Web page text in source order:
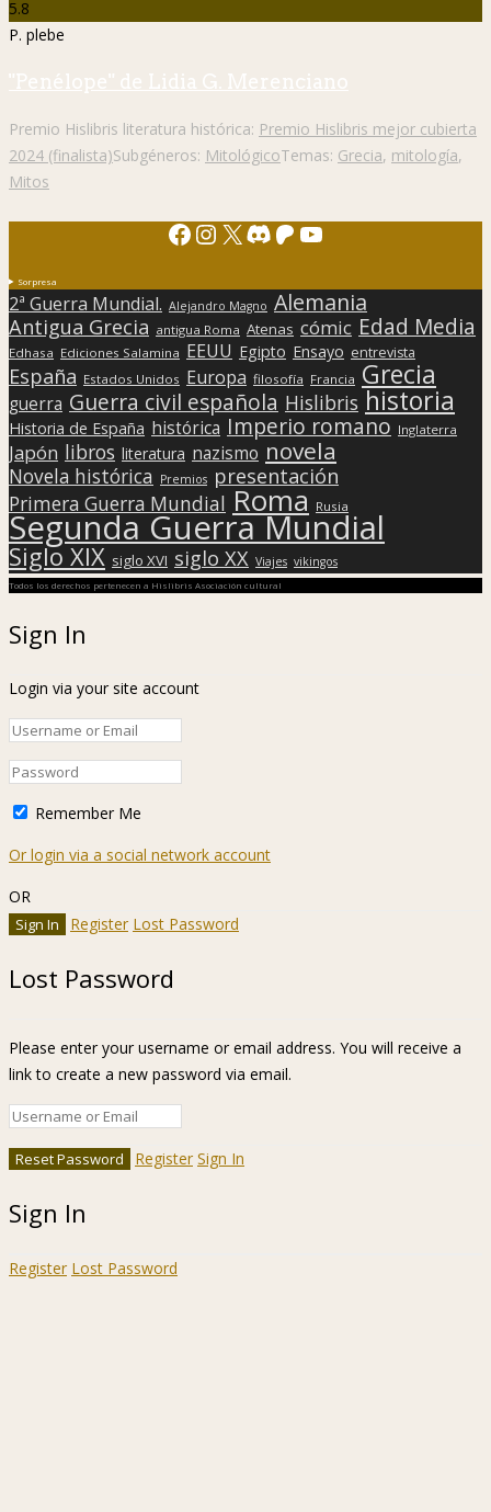
5.8
P. plebe
"Penélope" de Lidia G. Merenciano
Premio Hislibris literatura histórica: Premio Hislibris mejor cubierta
2024 (finalista)Subgéneros: MitológicoTemas: Grecia, mitología,
Mitos
Facebook
Instagram
X Discord
Patreon
YouTube
Sorpresa
2ª Guerra Mundial. Alejandro Magno Alemania
Antigua Grecia antigua Roma Atenas cómic Edad Media
Edhasa Ediciones Salamina EEUU Egipto Ensayo entrevista
España Estados Unidos Europa filosofía Francia Grecia
guerra Guerra civil española Hislibris historia
Historia de España histórica Imperio romano Inglaterra
Japón libros literatura nazismo novela
Novela histórica Premios presentación
Primera Guerra Mundial Roma Rusia
Segunda Guerra Mundial
Siglo XIX siglo XVI siglo XX Viajes vikingos
Todos los derechos pertenecen a Hislibris Asociación cultural
Sign In
Login via your site account
Remember Me
Or login via a social network account
OR
Register Lost Password
Lost Password
Please enter your username or email address. You will receive a
link to create a new password via email.
Register Sign In
Sign In
Register Lost Password